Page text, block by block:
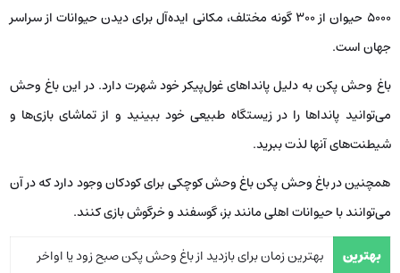
5000 حیوان از 300 گونه مختلف، مکانی ایده‌آل برای دیدن حیوانات از سراسر
جهان است.
باغ وحش پکن به دلیل پانداهای غول‌پیکر خود شهرت دارد. در این باغ وحش
می‌توانید پانداها را در زیستگاه طبیعی خود ببینید و از تماشای بازی‌ها و
شیطنت‌های آنها لذت ببرید.
همچنین در باغ وحش پکن باغ وحش کوچکی برای کودکان وجود دارد که در آن
می‌توانند با حیوانات اهلی مانند بز، گوسفند و خرگوش بازی کنند.
بهترین
بهترین زمان برای بازدید از باغ وحش پکن صبح زود یا اواخر